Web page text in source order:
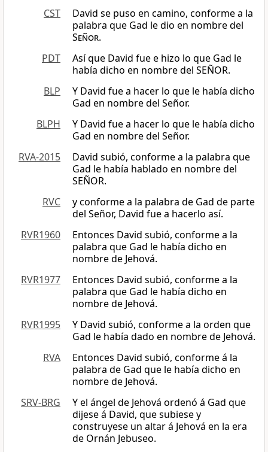
CST
David se puso en camino, conforme a la
palabra que Gad le dio en nombre del
Señor.
PDT
Así que David fue e hizo lo que Gad le
había dicho en nombre del SEÑOR.
BLP
Y David fue a hacer lo que le había dicho
Gad en nombre del Señor.
BLPH
Y David fue a hacer lo que le había dicho
Gad en nombre del Señor.
RVA-2015
David subió, conforme a la palabra que
Gad le había hablado en nombre del
SEÑOR.
RVC
y conforme a la palabra de Gad de parte
del Señor, David fue a hacerlo así.
RVR1960
Entonces David subió, conforme a la
palabra que Gad le había dicho en
nombre de Jehová.
RVR1977
Entonces David subió, conforme a la
palabra que Gad le había dicho en
nombre de Jehová.
RVR1995
Y David subió, conforme a la orden que
Gad le había dado en nombre de Jehová.
RVA
Entonces David subió, conforme á la
palabra de Gad que le había dicho en
nombre de Jehová.
SRV-BRG
Y el ángel de Jehová ordenó á Gad que
dijese á David, que subiese y
construyese un altar á Jehová en la era
de Ornán Jebuseo.